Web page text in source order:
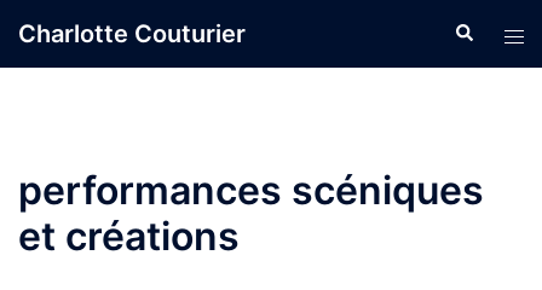
Charlotte Couturier
performances scéniques
et créations